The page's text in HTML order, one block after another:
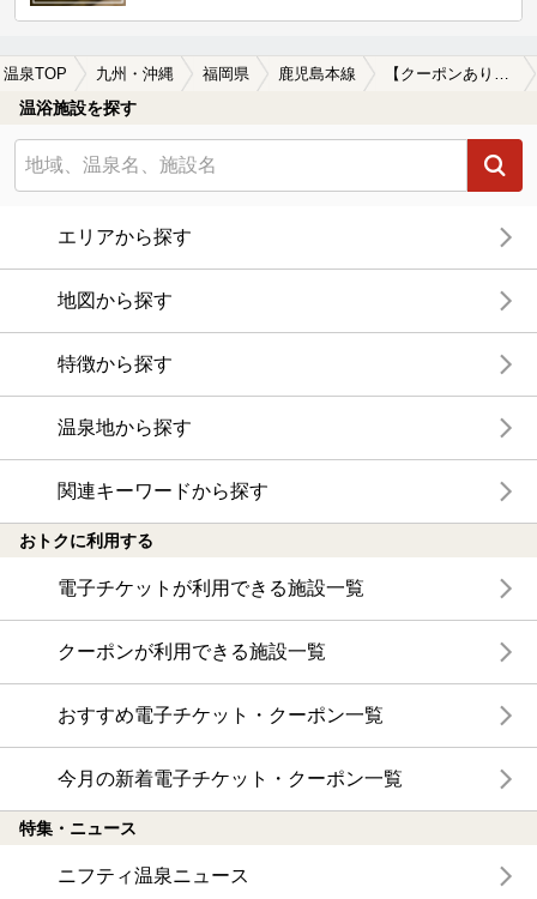
温泉TOP 九州・沖縄 福岡県 鹿児島本線 【クーポンあり】岩盤浴が楽しめる鹿児島本線周辺の温泉、日帰り温泉、スーパー銭湯を探す
温浴施設を探す
エリアから探す
地図から探す
特徴から探す
温泉地から探す
関連キーワードから探す
おトクに利用する
電子チケットが利用できる施設一覧
クーポンが利用できる施設一覧
おすすめ電子チケット・クーポン一覧
今月の新着電子チケット・クーポン一覧
特集・ニュース
ニフティ温泉ニュース